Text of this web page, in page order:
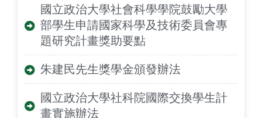
國立政治大學社會科學學院鼓勵大學
部學生申請國家科學及技術委員會專
題研究計畫獎助要點
朱建民先生獎學金頒發辦法
國立政治大學社科院國際交換學生計
畫實施辦法